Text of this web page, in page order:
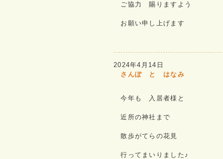
ご協力 賜りますよう
お願い申し上げます
2024年4月14日
さんぽ と はなみ
今年も 入居者様と
近所の神社まで
散歩がてらの花見
行ってまいりました♪